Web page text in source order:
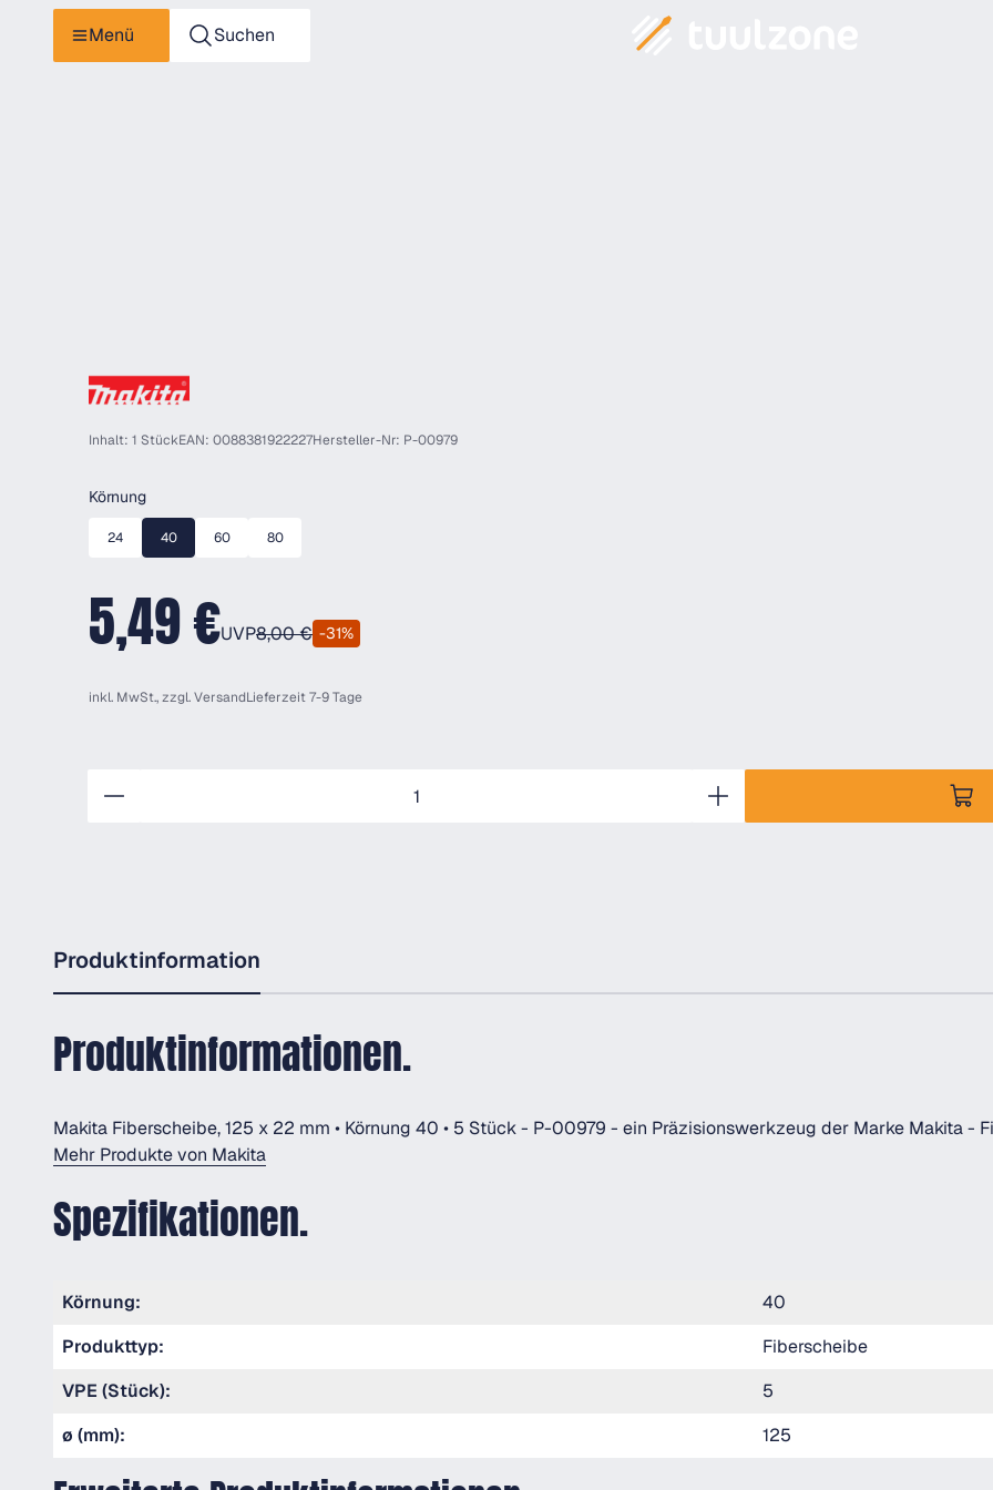
Menü Suchen
Inhalt: 1 StückEAN: 0088381922227Hersteller-Nr: P-00979
Körnungauswählen
24 40 60 80
5,49 €UVP8,00 € -31%
inkl. MwSt., zzgl.VersandLieferzeit 7-9 Tage
Produktinformation
Produktinformationen.
Makita Fiberscheibe, 125 x 22 mm • Körnung 40 • 5 Stück - P-00979 - ein Präzisionswerkzeug der Marke Makita -
Mehr Produkte von Makita
Spezifikationen.
Körnung:
40
Produkttyp:
Fiberscheibe
VPE (Stück):
5
ø (mm):
125